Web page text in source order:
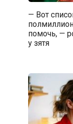
— Вот
помочь, —
у зятя